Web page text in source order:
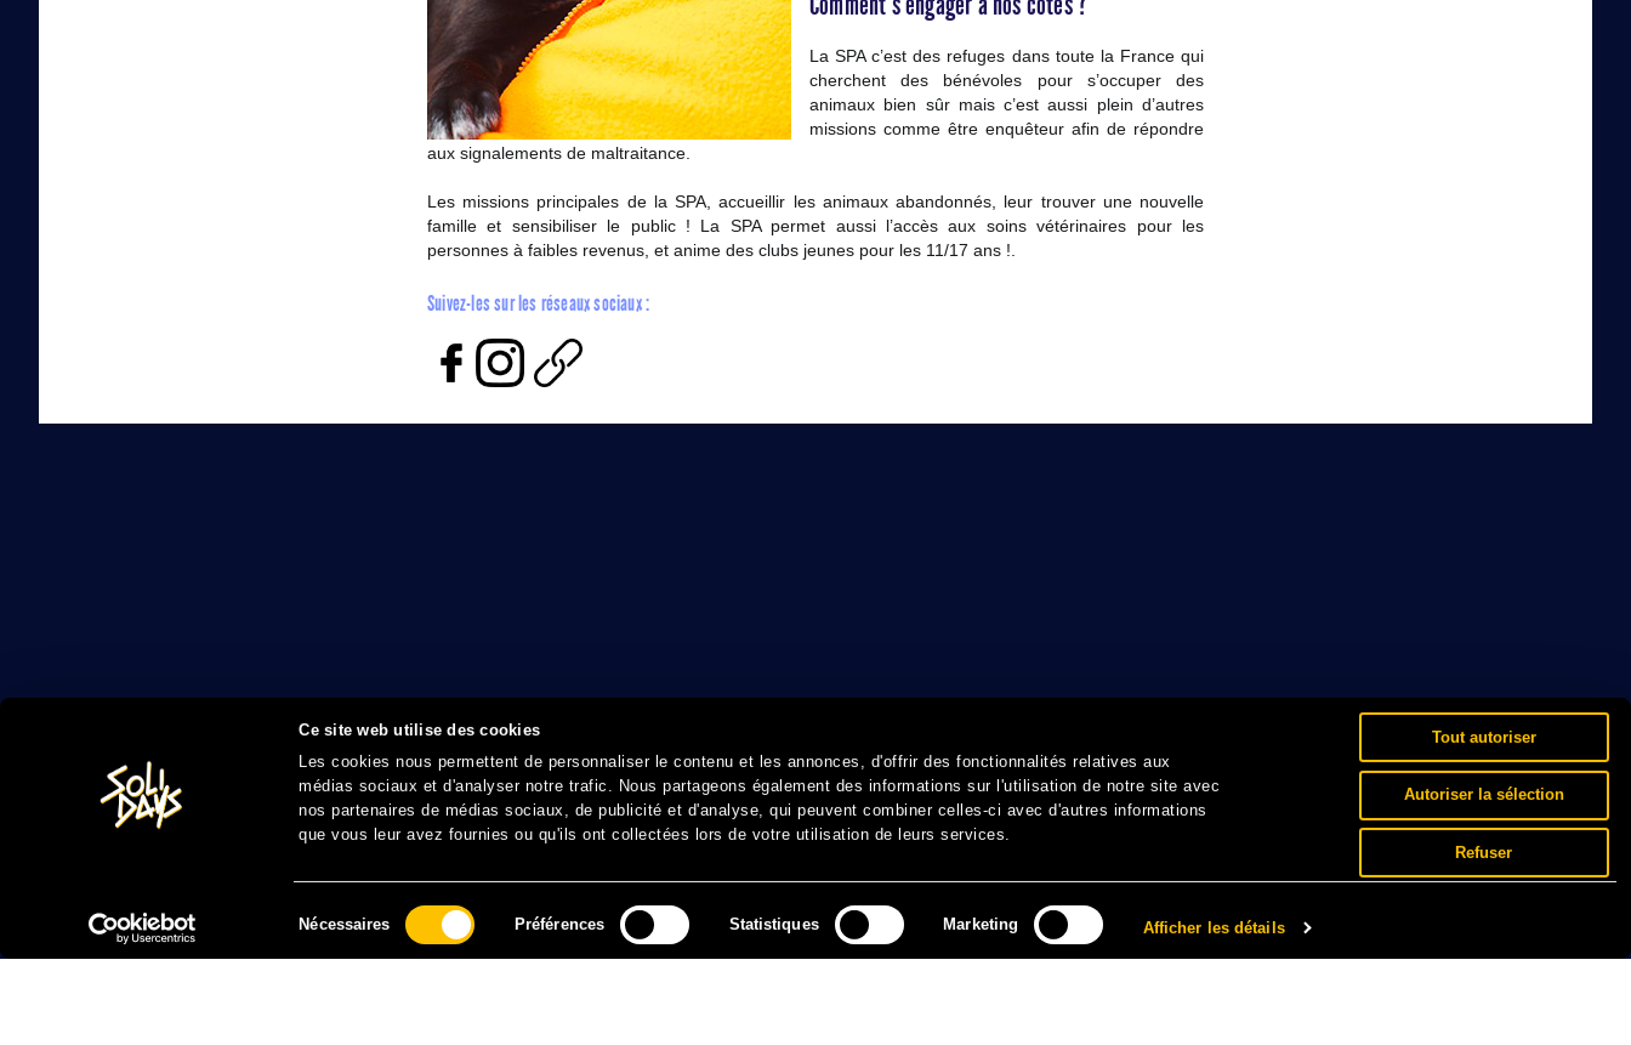
Ce site web utilise des cookies
Les cookies nous permettent de personnaliser le contenu et les annonces, d'offrir des fonctionnalités relatives aux
médias sociaux et d'analyser notre trafic. Nous partageons également des informations sur l'utilisation de notre site avec
nos partenaires de médias sociaux, de publicité et d'analyse, qui peuvent combiner celles-ci avec d'autres informations
que vous leur avez fournies ou qu'ils ont collectées lors de votre utilisation de leurs services.
Nécessaires Préférences Statistiques Marketing Afficher les détails
Tout autoriser
Autoriser la sélection
Refuser
La SPA c’est des refuges dans toute la France qui
cherchent des bénévoles pour s’occuper des
animaux bien sûr mais c’est aussi plein d’autres
missions comme être enquêteur afin de répondre
aux signalements de maltraitance.
Les missions principales de la SPA, accueillir les animaux abandonnés, leur trouver une nouvelle
famille et sensibiliser le public ! La SPA permet aussi l’accès aux soins vétérinaires pour les
personnes à faibles revenus, et anime des clubs jeunes pour les 11/17 ans !.
Suivez-les sur les réseaux sociaux :